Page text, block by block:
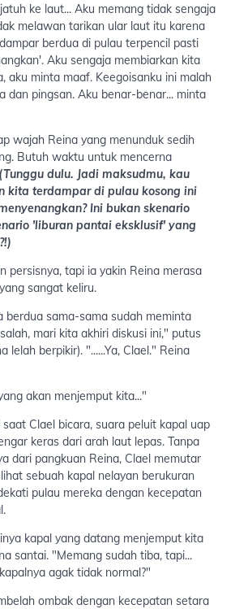
ke laut... Aku memang tidak sengaja
melawan tarikan ular laut itu karena
berdua di pulau terpencil pasti
Aku sengaja membiarkan kita
aku minta maaf. Keegoisanku ini malah
dan pingsan. Aku benar-benar... minta
wajah Reina yang menunduk sedih
Butuh waktu untuk mencerna
(Tunggu dulu. Jadi maksudmu, kau
kita terdampar di pulau kosong ini
Ini bukan skenario
'liburan pantai eksklusif' yang
persisnya, tapi ia yakin Reina merasa
sangat keliru.
berdua sama-sama sudah meminta
mari kita akhiri diskusi ini," putus
lelah berpikir). "......Ya, Clael." Reina
akan menjemput kita..."
saat Clael bicara, suara peluit kapal uap
keras dari arah laut lepas. Tanpa
dari pangkuan Reina, Clael memutar
sebuah kapal nelayan berukuran
pulau mereka dengan kecepatan
kapal yang datang menjemput kita
santai. "Memang sudah tiba, tapi...
agak tidak normal?"
ombak dengan kecepatan setara